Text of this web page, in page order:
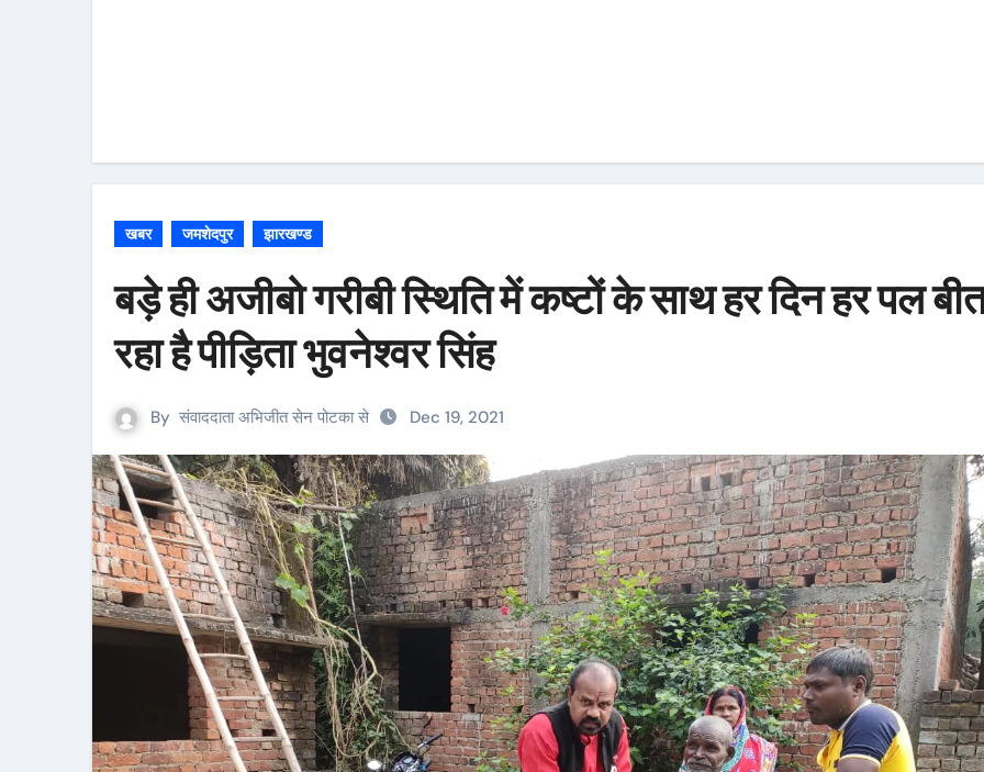
खबर जमशेदपुर झारखण्ड
बड़े ही अजीबो गरीबी स्थिति में कष्टों के साथ हर दिन हर पल
रहा है पीड़िता भुवनेश्वर सिंह
By संवाददाता अभिजीत सेन पोटका से Dec 19, 2021